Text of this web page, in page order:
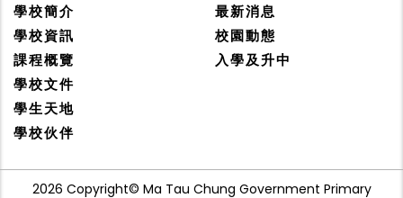
學校簡介
學校資訊
課程概覽
學校文件
學生天地
學校伙伴
最新消息
校園動態
入學及升中
2026 Copyright© Ma Tau Chung Government Primary